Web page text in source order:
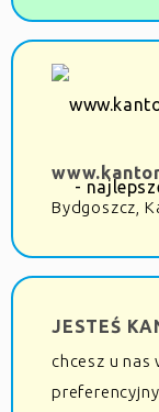
Bydgoszcz,
JESTEŚ
chcesz u